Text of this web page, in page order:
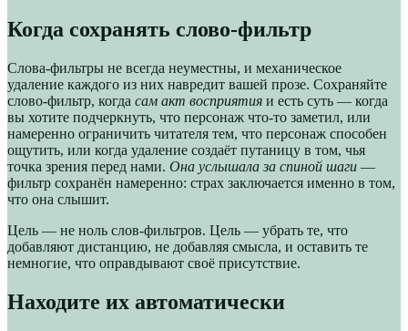
Когда сохранять слово-фильтр
Слова-фильтры не всегда неуместны, и механическое
удаление каждого из них навредит вашей прозе. Сохраняйте
слово-фильтр, когда сам акт восприятия и есть суть — когда
вы хотите подчеркнуть, что персонаж что-то заметил, или
намеренно ограничить читателя тем, что персонаж способен
ощутить, или когда удаление создаёт путаницу в том, чья
точка зрения перед нами. Она услышала за спиной шаги —
фильтр сохранён намеренно: страх заключается именно в том,
что она слышит.
Цель — не ноль слов-фильтров. Цель — убрать те, что
добавляют дистанцию, не добавляя смысла, и оставить те
немногие, что оправдывают своё присутствие.
Находите их автоматически